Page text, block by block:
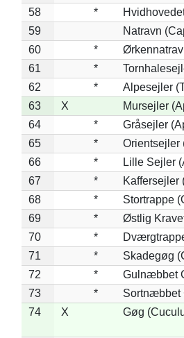
58
*
59
Natravn
60
*
61
*
62
*
Alpesejler
63
X
Mursejler
64
*
Gråsejler
65
*
Orientsejler
66
*
Lille Sejler
67
*
Kaffersejler
68
*
Stortrappe
69
*
Østlig
70
*
71
*
Skadegøg
72
*
Gulnæbbet
73
*
Sortnæbbet
74
X Gøg